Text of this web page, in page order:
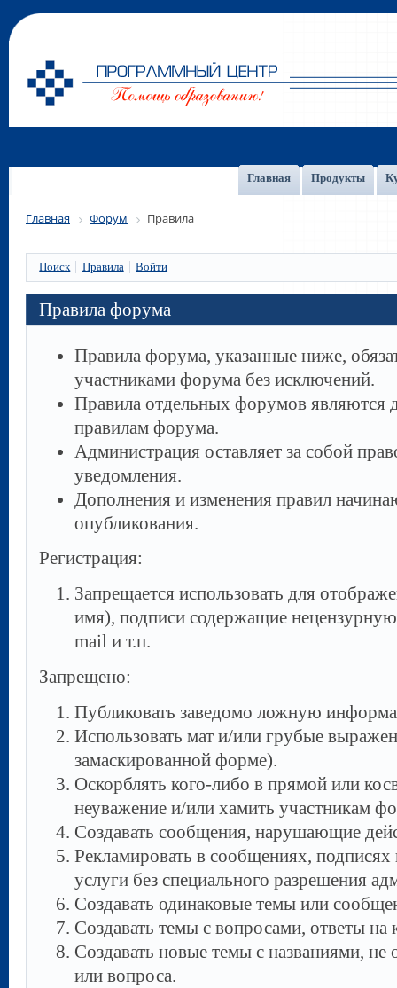
Главная Продукты
Главная Форум Правила
Поиск Правила Войти
Правила форума
Правила форума, указанные ниже,
участниками форума без исключений.
Правила отдельных форумов
правилам форума.
Администрация оставляет за собой
уведомления.
Дополнения и изменения правил
опубликования.
Регистрация:
Запрещается использовать для
имя), подписи содержащие нецензурную
mail и т.п.
Запрещено:
Публиковать заведомо ложнyю
Использовать мат и/или грубые
замаскированной форме).
Оскорблять кого-либо в прямой или
неуважение и/или хамить участникам
Создавать сообщения, наpyшающие
Рекламировать в сообщениях,
услуги без специального разрешения
Создавать одинаковые темы или
Создавать темы с вопросами, ответы
Создавать новые темы с названиями,
или вопроса.